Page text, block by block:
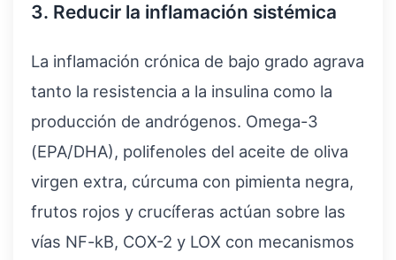
3. Reducir la inflamación sistémica
La inflamación crónica de bajo grado agrava
tanto la resistencia a la insulina como la
producción de andrógenos. Omega-3
(EPA/DHA), polifenoles del aceite de oliva
virgen extra, cúrcuma con pimienta negra,
frutos rojos y crucíferas actúan sobre las
vías NF-kB, COX-2 y LOX con mecanismos